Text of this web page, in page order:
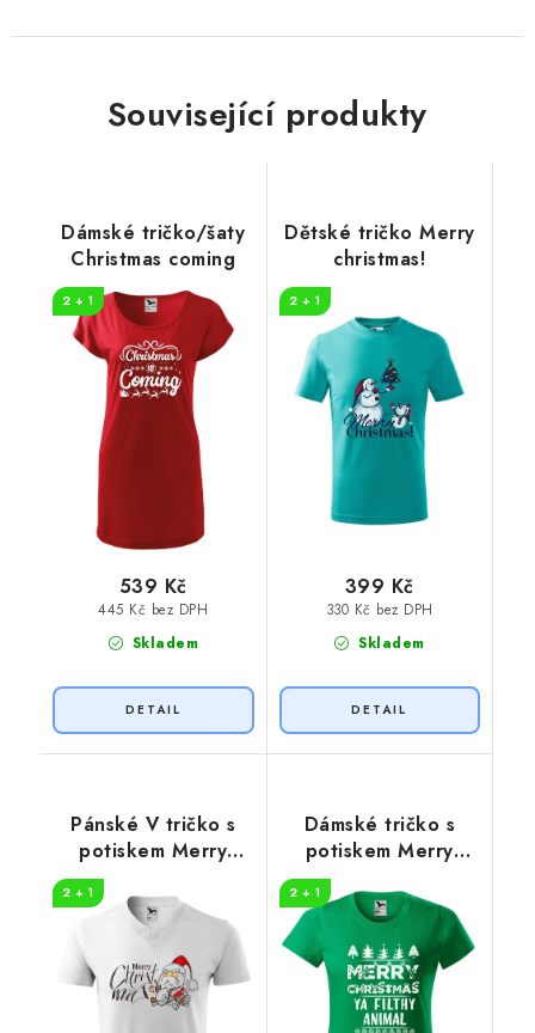
Související produkty
Dámské tričko/šaty
Christmas coming
2 + 1
Skladem
445 Kč bez DPH
539 Kč
Dětské tričko Merry
christmas!
2 + 1
Skladem
330 Kč bez DPH
399 Kč
Pánské V tričko s
potiskem Merry
2 + 1
Dámské tričko s
potiskem Merry
2 + 1